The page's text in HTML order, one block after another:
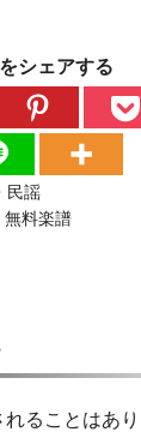
シェアする
民謡
,無料楽譜
ることはあり